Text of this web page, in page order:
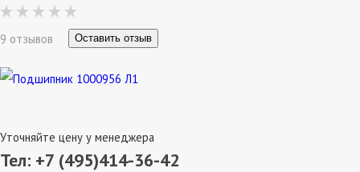
9 отзывов Оставить отзыв
Уточняйте цену у менеджера
Тел: +7 (495)414-36-42